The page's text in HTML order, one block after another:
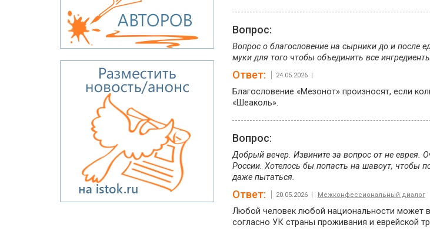
Вопрос:
Вопрос о благословение на сырники до и после
муки для того чтобы объединить все
Ответ: 24.05.2026 |
Благословение «Мезонот» произносят, если
«Шеаколь».
Вопрос:
Добрый вечер. Извините за вопрос от не еврея.
России. Хотелось бы попасть на шавоут, чтобы
даже пытаться.
Ответ: 20.05.2026 | Межконфессиональный диалог
Любой человек любой национальности может
согласно УК страны проживания и еврейской